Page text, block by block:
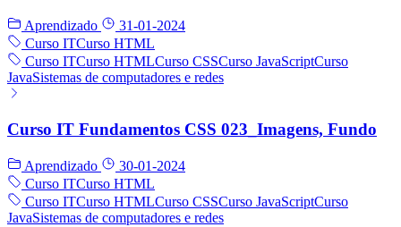
Aprendizado
31-01-2024
Curso ITCurso HTML
Curso ITCurso HTMLCurso CSSCurso JavaScriptCurso
JavaSistemas de computadores e redes
Curso IT Fundamentos CSS 023_Imagens, Fundo
Aprendizado
30-01-2024
Curso ITCurso HTML
Curso ITCurso HTMLCurso CSSCurso JavaScriptCurso
JavaSistemas de computadores e redes